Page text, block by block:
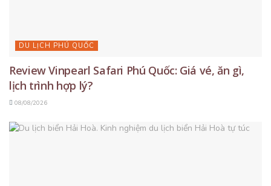
DU LỊCH PHÚ QUỐC
Review Vinpearl Safari Phú Quốc: Giá vé, ăn gì,
lịch trình hợp lý?
08/08/2026